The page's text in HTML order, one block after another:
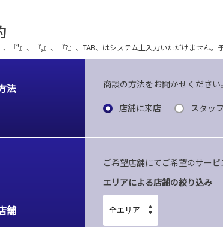
『'』、『,』、『?』、TAB、はシステム上入力いただけません。
法
商談の方法をお聞かせください。
店舗に来店
スタッ
舗
ご希望店舗にてご希望のサー
エリアによる店舗の絞り込み